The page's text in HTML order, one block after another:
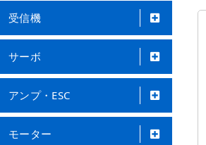
受信機
サーボ
アンプ・ESC
モーター